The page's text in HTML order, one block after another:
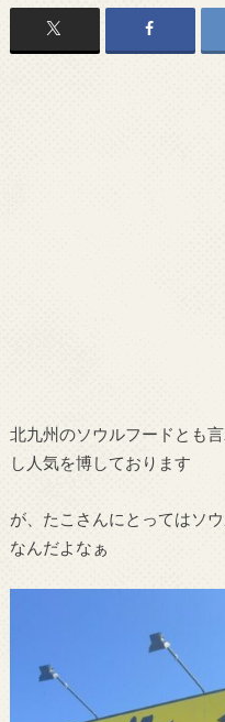
北九州のソウルフードとも
し人気を博しております
が、たこさんにとってはソ
なんだよなぁ